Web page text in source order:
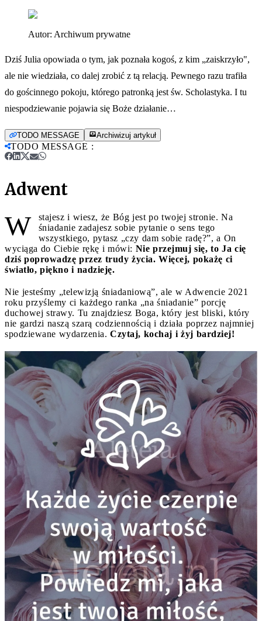
Autor: Archiwum prywatne
Dziś Julia opowiada o tym, jak poznała kogoś, z kim „zaiskrzyło",
ale nie wiedziała, co dalej zrobić z tą relacją. Pewnego razu trafiła
do gościnnego pokoju, którego patronką jest św. Scholastyka. I tu
niespodziewanie pojawia się Boże działanie…
TODO MESSAGE Archiwizuj artykuł
TODO MESSAGE :
Adwent
W
stajesz i wiesz, że Bóg jest po twojej stronie. Na
śniadanie zadajesz sobie pytanie o sens tego
wszystkiego, pytasz „czy dam sobie radę?”, a On
wyciąga do Ciebie rękę i mówi: Nie przejmuj się, to Ja cię
dziś poprowadzę przez trudy życia. Więcej, pokażę ci
światło, piękno i nadzieję.
Nie jesteśmy „telewizją śniadaniową”, ale w Adwencie 2021
roku przyślemy ci każdego ranka „na śniadanie” porcję
duchowej strawy. Tu znajdziesz Boga, który jest bliski, który
nie gardzi naszą szarą codziennością i działa poprzez najmniej
spodziewane wydarzenia. Czytaj, kochaj i żyj bardziej!